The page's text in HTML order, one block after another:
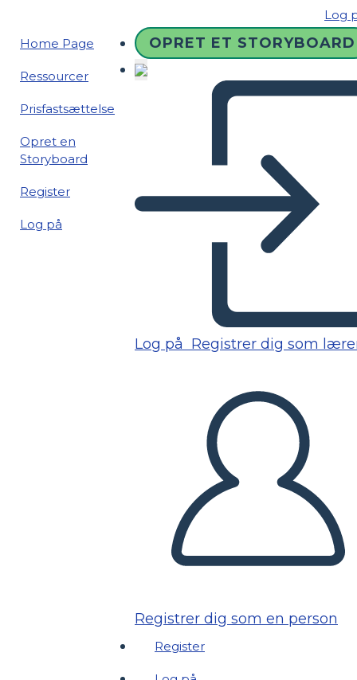
Log
Home Page
Ressourcer
Prisfastsættelse
Opret en
Storyboard
Register
Log på
OPRET ET STORYBOARD
Log på Registrer dig som
Registrer dig som en person
Register